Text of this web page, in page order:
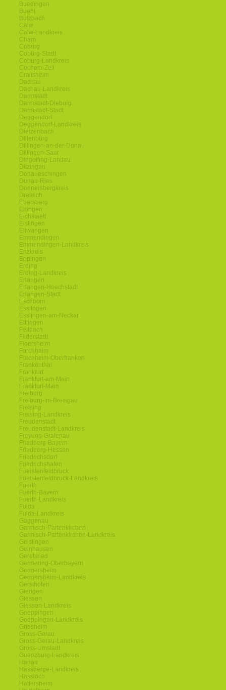
Buedingen
Buehl
Butzbach
Calw
Calw-Landkreis
Cham
Coburg
Coburg-Stadt
Coburg-Landkreis
Cochem-Zell
Crailsheim
Dachau
Dachau-Landkreis
Darmstadt
Darmstadt-Dieburg
Darmstadt-Stadt
Deggendorf
Deggendorf-Landkreis
Dietzenbach
Dillenburg
Dillingen-an-der-Donau
Dillingen-Saar
Dingolfing-Landau
Ditzingen
Donaueschingen
Donau-Ries
Donnersbergkreis
Dreieich
Ebersberg
Ehingen
Eichstaett
Eislingen
Ellwangen
Emmendingen
Emmendingen-Landkreis
Enzkreis
Eppingen
Erding
Erding-Landkreis
Erlangen
Erlangen-Hoechstadt
Erlangen-Stadt
Eschborn
Esslingen
Esslingen-am-Neckar
Ettlingen
Fellbach
Filderstadt
Floersheim
Forchheim
Forchheim-Oberfranken
Frankenthal
Frankfurt
Frankfurt-am-Main
Frankfurt-Main
Freiburg
Freiburg-im-Breisgau
Freising
Freising-Landkreis
Freudenstadt
Freudenstadt-Landkreis
Freyung-Grafenau
Friedberg-Bayern
Friedberg-Hessen
Friedrichsdorf
Friedrichshafen
Fuerstenfeldbruck
Fuerstenfeldbruck-Landkreis
Fuerth
Fuerth-Bayern
Fuerth-Landkreis
Fulda
Fulda-Landkreis
Gaggenau
Garmisch-Partenkirchen
Garmisch-Partenkirchen-Landkreis
Geislingen
Gelnhausen
Geretsried
Germering-Oberbayern
Germersheim
Germersheim-Landkreis
Gersthofen
Giengen
Giessen
Giessen-Landkreis
Goeppingen
Goeppingen-Landkreis
Griesheim
Gross-Gerau
Gross-Gerau-Landkreis
Gross-Umstadt
Guenzburg-Landkreis
Hanau
Hassberge-Landkreis
Hassloch
Hattersheim